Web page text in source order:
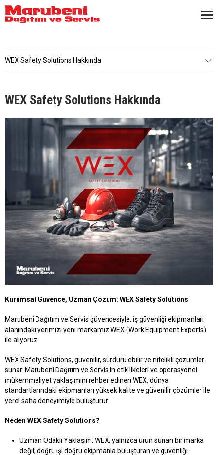
WEX Safety Solutions Hakkında
WEX Safety Solutions Hakkında
Kurumsal Güvence, Uzman Çözüm: WEX Safety Solutions
Marubeni Dağıtım ve Servis güvencesiyle, iş güvenliği ekipmanları
alanındaki yerimizi yeni markamız WEX (Work Equipment Experts)
ile alıyoruz.
WEX Safety Solutions, güvenilir, sürdürülebilir ve nitelikli çözümler
sunar. Marubeni Dağıtım ve Servis’in etik ilkeleri ve operasyonel
mükemmeliyet yaklaşımını rehber edinen WEX, dünya
standartlarındaki ekipmanları yüksek kalite ve güvenilir çözümler ile
yerel saha deneyimiyle buluşturur.
Neden WEX Safety Solutions?
Uzman Odaklı Yaklaşım: WEX, yalnızca ürün sunan bir marka
değil; doğru işi doğru ekipmanla buluşturan ve güvenliği